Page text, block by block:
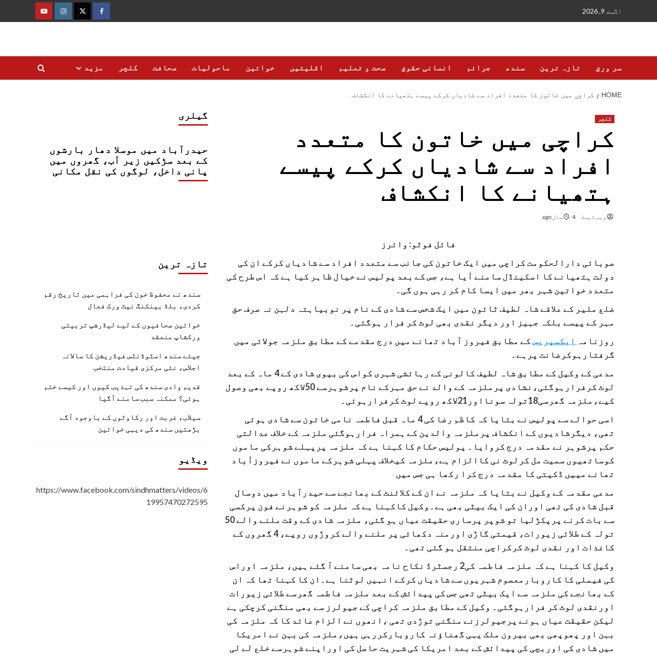
اگست 9, 2026
فیس
ٹوئٹرانسٹاگرام
یوٹیوب
سر ورق تازہ ترین سندھ جرائم انسانی حقوق صحت و تعلیم اقلیتیں خواتین ماحولیات صحافت کلچر مزید
HOME کراچی میں خاتون کا متعدد افراد سے شادیاں کرکے پیسے ہتھیانے کا انکشاف
کلچر
کراچی میں خاتون کا متعدد
افراد سے شادیاں کرکے پیسے
ہتھیانے کا انکشاف
ویب ڈیسک 4 سال ago
فائل فوٹو: وائرز
صوبائی دارالحکومت کراچی میں ایک خاتون کی جانب سے متعدد افراد سے شادیاں کرکے ان کی
دولت ہتھیانے کا اسکینڈل سامنے آیا ہے، جس کے بعد پولیس نے خیال ظاہر کیا ہے کہ اس طرح کی
متعدد خواتین شہر بھر میں ایسا کام کر رہی ہوں گی۔
ضلع ملیر کے علاقے شاہ لطیف ٹائون میں ایک شخص سے شادی کے نام پر نوبیاہتہ دلہن نہ صرف حق
مہر کے پیسے بلکہ جہیز اور دیگر نقدی بھی لوٹ کر فرار ہوگئی۔
روزنامہ ایکسپریسکے مطابق فیروز آباد تھانے میں درج مقدمے کے مطابق ملزمہ جولائی میں
گرفتارہوکرضانت پرہے۔
مدعی کے وکیل کے مطابق شاہ لطیف کالونی کے رہائشی شہری کواس کی بیوی
شادی کے 4 ماہ کے بعد
لوٹ کرفرارہوگئی،نشادی پرملزمہ کے والد نے حق مہرکے نام پرشوہرسے 50لاکھ روپے بھی وصول
کیے،ملزمہ گھرسی18تولہ سونااور21لاکھ روپے لوٹ کرفرارہوئی۔
اسی حوالے سے پولیس نے بتایا کہ کاظم رضا کی 4 ماہ قبل فاطمہ نامی خاتون سے شادی ہ
وئی
تھی، دیگرشادیوں کے انکشاف پرملزمہ والدین کے ہمراہ فرارہوگئی ملزمہ کے خلاف عدالتی
حکم پرشوہر نے مقدمہ درج کروایا۔ پولیس حکام کا کہنا ہے کہ ملزمہ پرپہلے شوہرکی ماموں
کوساتھیوں سمیت مل کرلوٹ نی کاالزام ہے،ملزمہ کیخلاف پہلی شوہرکے ماموں نے فیروزآباد
تھانے مییں ڈکیتی کا مقدمہ درج کرا رکھا ہی جس میں
مدعی مقدمہ کے وکیل نے بتایا کہ ملزمہ نے ان کے کلائنٹ کے بھانجے سے حیدرآباد میں دوسال
قبل شادی کی تھی اوران کی ایک بیٹی بھی ہے۔وکیل کاکہنا ہے کہ ملزمہ کو شوہرنے فون پرکسی
سے بات کرنے پرپکڑلیا تو شوپر پرساری حقیقت عیاں ہو گئی، ملزمہ شادی
کے وقت ملنے والے 50
تولہ کے طلائی زیورات، قیمتی گاڑی
اورمنہ دکھائی پر ملنے والے کروڑوں روپے، 4 گھروں کے
کاغذات اور نقدی لوٹ کرکراچی منتقل ہو گئی تھی۔
وکیل کا کہنا ہے کہ ملزمہ فاطمہ کی2 رجسٹرڈ نکاح نامہ بھی سامنے آ گئے ہیں، ملزمہ اوراس
کی فیملی کا کاروبارمعصوم شہریوں سے شادیاں کرکے انہیں لوٹنا ہے۔ان کا کہنا تھا کہ ان
کے بھانجے کی ملزمہ سے ایک بیٹی تھی جس کی پیدائش کے بعد ملزمہ فاطمہ گھرسے طلائی زیورات
اورنقدی لوٹ کر فرارہوگئی۔ وکیل کے مطابق ملزمہ کراچی کے جیولرز سے بھی منگنی کرچکی ہے
لیکن حقیقت عیاں ہونے پرجیولرزنے منگنی توڑدی تھی ،انھوں نے الزام عائد کا کہ ملزمہ کی
بہن اور پھوپھی بھی بیرون ملک یہی گھناؤنہ کاروبارکررہی ہیں،ملزمہ کی بہن نے امریکا
میں شادی کی اوربچی کی پیدائش کے بعد امریکا کی شہریت حاصل کی اوراپنے شوہرسے خلع لے لی
گیلری
حیدرآباد میں موسلا دھار بارشوں
کے بعد سڑکیں زیر آب، گھروں میں
پانی داخل، لوگوں کی نقل مکانی
تازہ ترین
سندھ نے محفوظ خون کی فراہمی میں تاریخ رقم
کردی، بلڈ بینکنگ نیٹ ورک فعال
خواتین صحافیوں کے لیے لیڈرشپ تربیتی
ورکشاپ منعقد
جیئے سندھ اسٹوڈنٹس فیڈریشن کا سالانہ
اجلاس، نئی مرکزی قیادت منتخب
قدیم وادی سندھ کی تہذیب کیوں اور کیسے ختم
ہوئی؟ ممکنہ سبب سامنے آگیا
سیلاب، غربت اور رکاوٹوں کے باوجود آگے
بڑھتیں سندھ کی دیہی خواتین
ویڈیو
https://www.facebook.com/sindhmatters/videos/6
19957470272595